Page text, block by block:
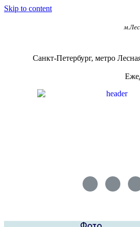
Skip to content
Санкт-Петербург, метро